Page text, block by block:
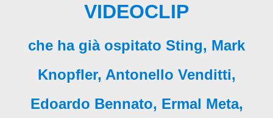
VIDEOCLIP
che ha già ospitato Sting, Mark
Knopfler, Antonello Venditti,
Edoardo Bennato, Ermal Meta,